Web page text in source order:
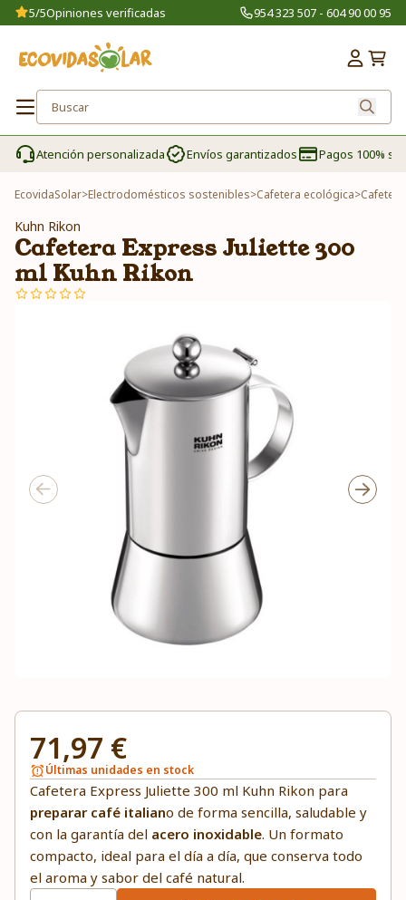
5/5Opiniones verificadas 954 323 507 - 604 90 00 95
Atención personalizada Envíos garantizados Pagos 100%
EcovidaSolar>Electrodomésticos sostenibles>Cafetera ecológica>
Kuhn Rikon
Cafetera Express Juliette 300
ml Kuhn Rikon
71,97 €
Últimas unidades en stock
Cafetera Express Juliette 300 ml Kuhn Rikon para
preparar café italiano de forma sencilla, saludable y
con la garantía del acero inoxidable. Un formato
compacto, ideal para el día a día, que conserva todo
el aroma y sabor del café natural.